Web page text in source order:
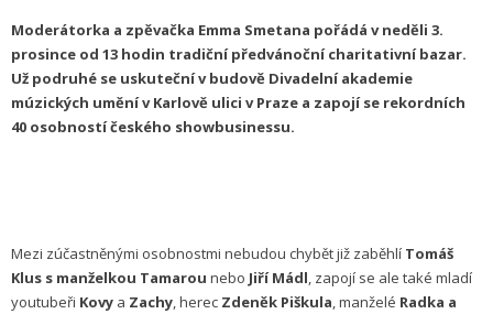
Moderátorka a zpěvačka Emma Smetana pořádá v neděli 3.
prosince od 13 hodin tradiční předvánoční charitativní bazar.
Už podruhé se uskuteční v budově Divadelní akademie
múzických umění v Karlově ulici v Praze a zapojí se rekordních
40 osobností českého showbusinessu.
Mezi zúčastněnými osobnostmi nebudou chybět již zaběhlí Tomáš
Klus s manželkou Tamarou nebo Jiří Mádl, zapojí se ale také mladí
youtubeři Kovy a Zachy, herec Zdeněk Piškula, manželé Radka a